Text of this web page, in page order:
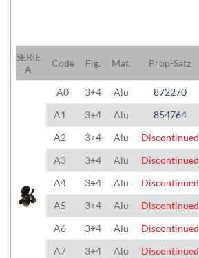
SERIE
A
Code Flg. Mat. Prop-Satz
A0 3+4 Alu 872270
A1
3+4 Alu 854764
A2
3+4 Alu Discontinued
A3
3+4 Alu Discontinued
A4
3+4 Alu Discontinued
A5
3+4 Alu Discontinued
A6
3+4 Alu Discontinued
A7
3+4 Alu Discontinued